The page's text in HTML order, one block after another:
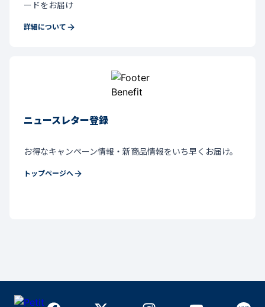
ードをお届け
詳細について
ニュースレター登録
お得なキャンペーン情報・新商品情報をいち早くお届け。
トップページへ